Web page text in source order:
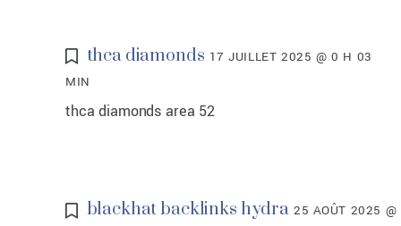
thca diamonds 17 JUILLET 2025 @ 0 H 03
MIN
thca diamonds area 52
blackhat backlinks hydra 25 AOÛT 2025 @